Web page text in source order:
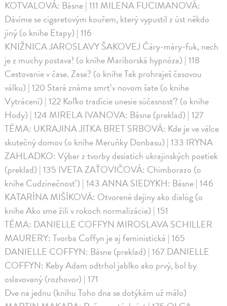
KOTVALOVÁ: Básne | 111 MILENA FUCIMANOVÁ:
Dávíme se cigaretovým kouřem, který vypustil z úst někdo
jiný (o knihe Etapy) | 116
KNIŽNICA JAROSLAVY ŠAKOVEJ Čáry-máry-fuk, nech
je z muchy postava! (o knihe Mariborská hypnóza) | 118
Cestovanie v čase. Zase? (o knihe Tak prohraješ časovou
válku) | 120 Stará známa smrť v novom šate (o knihe
Vytrácení) | 122 Koľko tradície unesie súčasnosť? (o knihe
Hody) | 124 MIRELA IVANOVA: Básne (preklad) | 127
TÉMA: UKRAJINA JITKA BRET SRBOVÁ: Kde je ve válce
skutečný domov (o knihe Meruňky Donbasu) | 133 IRYNA
ZAHLADKO: Výber z tvorby desiatich ukrajinských poetiek
(preklad) | 135 IVETA ZAŤOVIČOVÁ: Chimborazo (o
knihe Cudzinečnosť ) | 143 ANNA SIEDYKH: Básne | 146
KATARÍNA MIŠÍKOVÁ: Otvorené dejiny ako dialóg (o
knihe Ako sme žili v rokoch normalizácie) | 151
TÉMA: DANIELLE COFFYN MIROSLAVA SCHILLER
MAURERY: Tvorba Coffyn je aj feministická | 165
DANIELLE COFFYN: Básne (preklad) | 167 DANIELLE
COFFYN: Keby Adam odtrhol jablko ako prvý, bol by
oslavovaný (rozhovor) | 171
Dve na jednu (knihu Toho dna se dotýkám už málo)